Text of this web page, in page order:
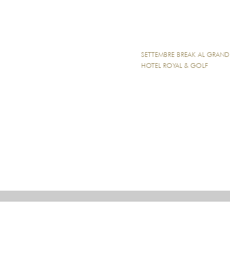
SETTEMBRE BREAK AL GRAND
HOTEL ROYAL & GOLF